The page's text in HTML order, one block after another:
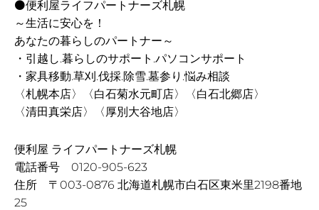
⚫便利屋ライフパートナーズ札幌
～生活に安心を！
あなたの暮らしのパートナー～
・引越し.暮らしのサポート.パソコンサポート
・家具移動.草刈.伐採.除雪.墓参り.悩み相談
〈札幌本店〉〈白石菊水元町店〉〈白石北郷店〉
〈清田真栄店〉〈厚別大谷地店〉
便利屋 ライフパートナーズ札幌
電話番号 0120-905-623
住所 〒003-0876 北海道札幌市白石区東米里2198番地
25